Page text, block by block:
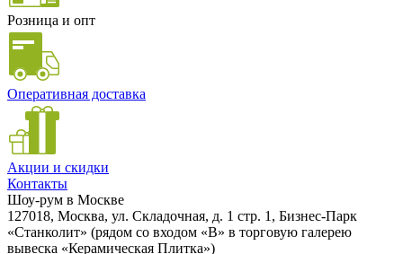
Розница и опт
Оперативная доставка
Акции и скидки
Контакты
Шоу-рум в Москве
127018, Москва, ул. Складочная, д. 1 стр. 1, Бизнес-Парк
«Станколит» (рядом со входом «B» в торговую галерею
вывеска «Керамическая Плитка»)